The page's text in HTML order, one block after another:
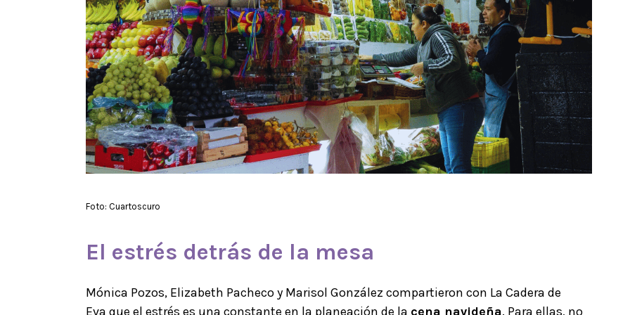
Foto: Cuartoscuro
El estrés detrás de la mesa
Mónica Pozos, Elizabeth Pacheco y Marisol González compartieron con La Cadera de
Eva que el estrés es una constante en la planeación de la cena navideña. Para ellas, no